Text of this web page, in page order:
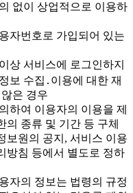
없이 상업적으로 이용하
자번호로 가입되어 있는
상 서비스에 로그인하지
보 수집․이용에 대한 재
은 경우
하여 이용자의 이용을 제
의 종류 및 기간 등 구체
보원의 공지, 서비스 이용
방침 등에서 별도로 정하
자의 정보는 법령의 규정